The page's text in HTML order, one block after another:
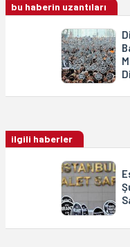
bu haberin uzantıları
ilgili haberler